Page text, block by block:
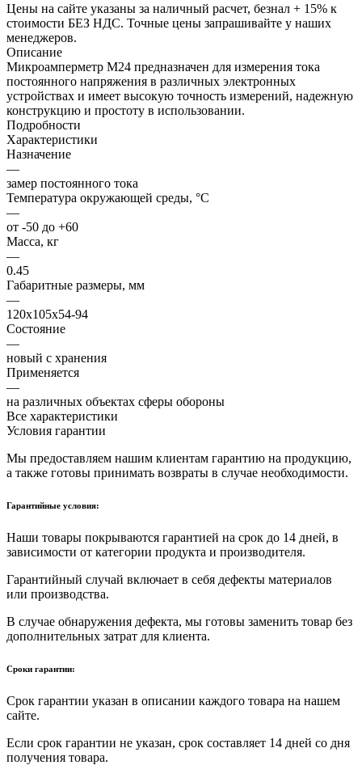
Цены на сайте указаны за наличный расчет, безнал + 15% к
стоимости БЕЗ НДС. Точные цены запрашивайте у наших
менеджеров.
Описание
Микроамперметр М24 предназначен для измерения тока
постоянного напряжения в различных электронных
устройствах и имеет высокую точность измерений, надежную
конструкцию и простоту в использовании.
Подробности
Характеристики
Назначение
—
замер постоянного тока
Температура окружающей среды, °C
—
от -50 до +60
Масса, кг
—
0.45
Габаритные размеры, мм
—
120x105x54-94
Состояние
—
новый с хранения
Применяется
—
на различных объектах сферы обороны
Все характеристики
Условия гарантии
Мы предоставляем нашим клиентам гарантию на продукцию,
а также готовы принимать возвраты в случае необходимости.
Гарантийные условия:
Наши товары покрываются гарантией на срок до 14 дней, в
зависимости от категории продукта и производителя.
Гарантийный случай включает в себя дефекты материалов
или производства.
В случае обнаружения дефекта, мы готовы заменить товар без
дополнительных затрат для клиента.
Сроки гарантии:
Срок гарантии указан в описании каждого товара на нашем
сайте.
Если срок гарантии не указан, срок составляет 14 дней со дня
получения товара.